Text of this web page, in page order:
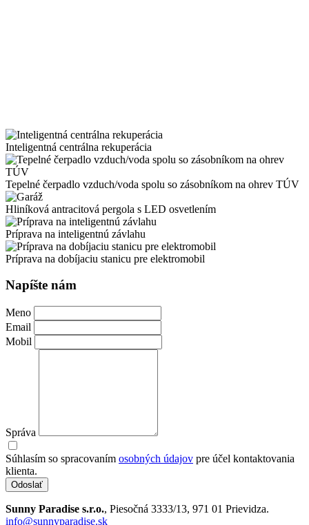
Inteligentná centrálna rekuperácia
Tepelné čerpadlo vzduch/voda spolu so zásobníkom na ohrev TÚV
Hliníková antracitová pergola s LED osvetlením
Príprava na inteligentnú závlahu
Príprava na dobíjaciu stanicu pre elektromobil
+
Leaflet
Napíšte nám
Meno
Email
Mobil
Správa
Súhlasím so spracovaním osobných údajov pre účel kontaktovania
klienta.
Odoslať
Sunny Paradise s.r.o., Piesočná 3333/13, 971 01 Prievidza.
info@sunnyparadise.sk